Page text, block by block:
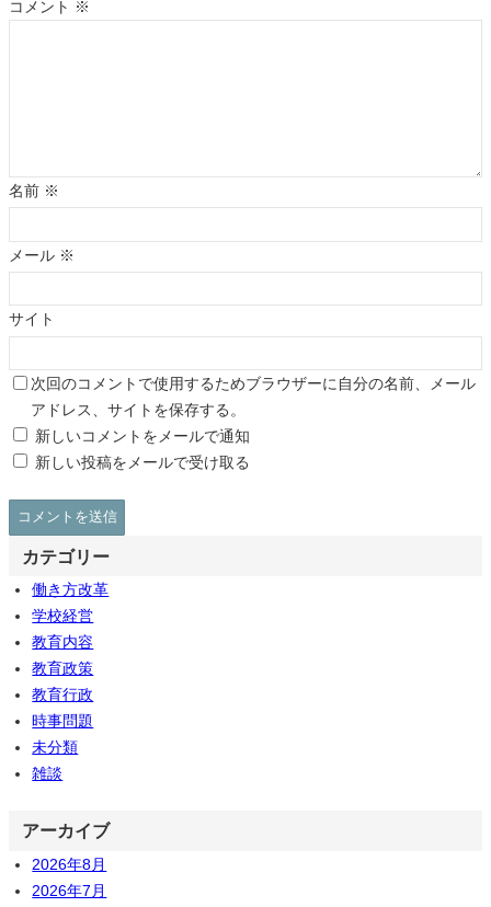
コメント ※
名前 ※
メール ※
サイト
次回のコメントで使用するためブラウザーに自分の名前、メール
アドレス、サイトを保存する。
新しいコメントをメールで通知
新しい投稿をメールで受け取る
カテゴリー
働き方改革
学校経営
教育内容
教育政策
教育行政
時事問題
未分類
雑談
アーカイブ
2026年8月
2026年7月